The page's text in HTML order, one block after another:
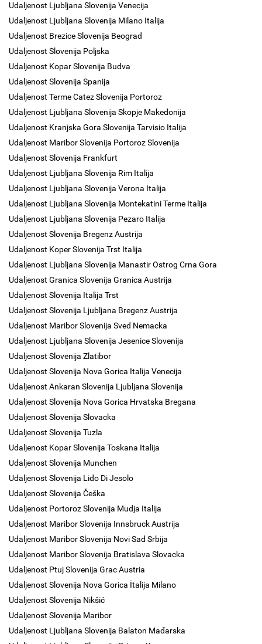
Udaljenost Ljubljana Slovenija Venecija
Udaljenost Ljubljana Slovenija Milano Italija
Udaljenost Brezice Slovenija Beograd
Udaljenost Slovenija Poljska
Udaljenost Kopar Slovenija Budva
Udaljenost Slovenija Spanija
Udaljenost Terme Catez Slovenija Portoroz
Udaljenost Ljubljana Slovenija Skopje Makedonija
Udaljenost Kranjska Gora Slovenija Tarvisio Italija
Udaljenost Maribor Slovenija Portoroz Slovenija
Udaljenost Slovenija Frankfurt
Udaljenost Ljubljana Slovenija Rim Italija
Udaljenost Ljubljana Slovenija Verona Italija
Udaljenost Ljubljana Slovenija Montekatini Terme Italija
Udaljenost Ljubljana Slovenija Pezaro Italija
Udaljenost Slovenija Bregenz Austrija
Udaljenost Koper Slovenija Trst Italija
Udaljenost Ljubljana Slovenija Manastir Ostrog Crna Gora
Udaljenost Granica Slovenija Granica Austrija
Udaljenost Slovenija Italija Trst
Udaljenost Slovenija Ljubljana Bregenz Austrija
Udaljenost Maribor Slovenija Sved Nemacka
Udaljenost Ljubljana Slovenija Jesenice Slovenija
Udaljenost Slovenija Zlatibor
Udaljenost Slovenija Nova Gorica Italija Venecija
Udaljenost Ankaran Slovenija Ljubljana Slovenija
Udaljenost Slovenija Nova Gorica Hrvatska Bregana
Udaljenost Slovenija Slovacka
Udaljenost Slovenija Tuzla
Udaljenost Kopar Slovenija Toskana Italija
Udaljenost Slovenija Munchen
Udaljenost Slovenija Lido Di Jesolo
Udaljenost Slovenija Češka
Udaljenost Portoroz Slovenija Mudja Italija
Udaljenost Maribor Slovenija Innsbruck Austrija
Udaljenost Maribor Slovenija Novi Sad Srbija
Udaljenost Maribor Slovenija Bratislava Slovacka
Udaljenost Ptuj Slovenija Grac Austria
Udaljenost Slovenija Nova Gorica İtalija Milano
Udaljenost Slovenija Nikšić
Udaljenost Slovenija Maribor
Udaljenost Ljubljana Slovenija Balaton Mađarska